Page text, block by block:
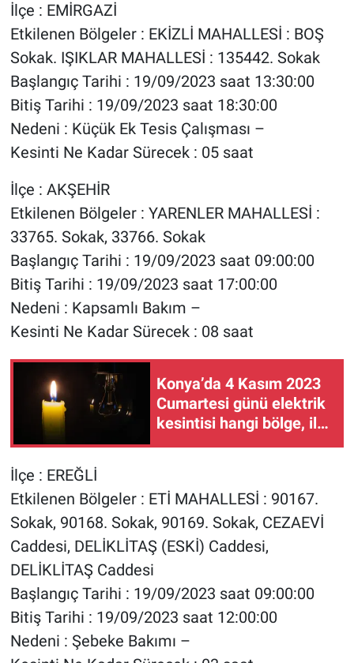
İlçe : EMİRGAZİ
Etkilenen Bölgeler : EKİZLİ MAHALLESİ : BOŞ
Sokak. IŞIKLAR MAHALLESİ : 135442. Sokak
Başlangıç Tarihi : 19/09/2023 saat 13:30:00
Bitiş Tarihi : 19/09/2023 saat 18:30:00
Nedeni : Küçük Ek Tesis Çalışması –
Kesinti Ne Kadar Sürecek : 05 saat
İlçe : AKŞEHİR
Etkilenen Bölgeler : YARENLER MAHALLESİ :
33765. Sokak, 33766. Sokak
Başlangıç Tarihi : 19/09/2023 saat 09:00:00
Bitiş Tarihi : 19/09/2023 saat 17:00:00
Nedeni : Kapsamlı Bakım –
Kesinti Ne Kadar Sürecek : 08 saat
Konya’da 4 Kasım 2023
Cumartesi günü elektrik
kesintisi hangi bölge, ilçe
İlçe : EREĞLİ
Etkilenen Bölgeler : ETİ MAHALLESİ : 90167.
Sokak, 90168. Sokak, 90169. Sokak, CEZAEVİ
Caddesi, DELİKLİTAŞ (ESKİ) Caddesi,
DELİKLİTAŞ Caddesi
Başlangıç Tarihi : 19/09/2023 saat 09:00:00
Bitiş Tarihi : 19/09/2023 saat 12:00:00
Nedeni : Şebeke Bakımı –